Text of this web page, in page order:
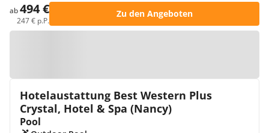
ab494 €
247 € p.P.
Zu den Angeboten
Hotelaustattung Best Western Plus
Crystal, Hotel & Spa (Nancy)
Pool